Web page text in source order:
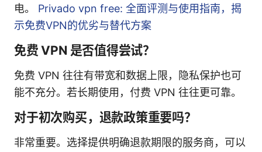
电。 Privado vpn free: 全面评测与使用指南，揭
示免费VPN的优劣与替代方案
免费 VPN 是否值得尝试？
免费 VPN 往往有带宽和数据上限，隐私保护也可
能不充分。若长期使用，付费 VPN 往往更可靠。
对于初次购买，退款政策重要吗？
非常重要。选择提供明确退款期限的服务商，可以